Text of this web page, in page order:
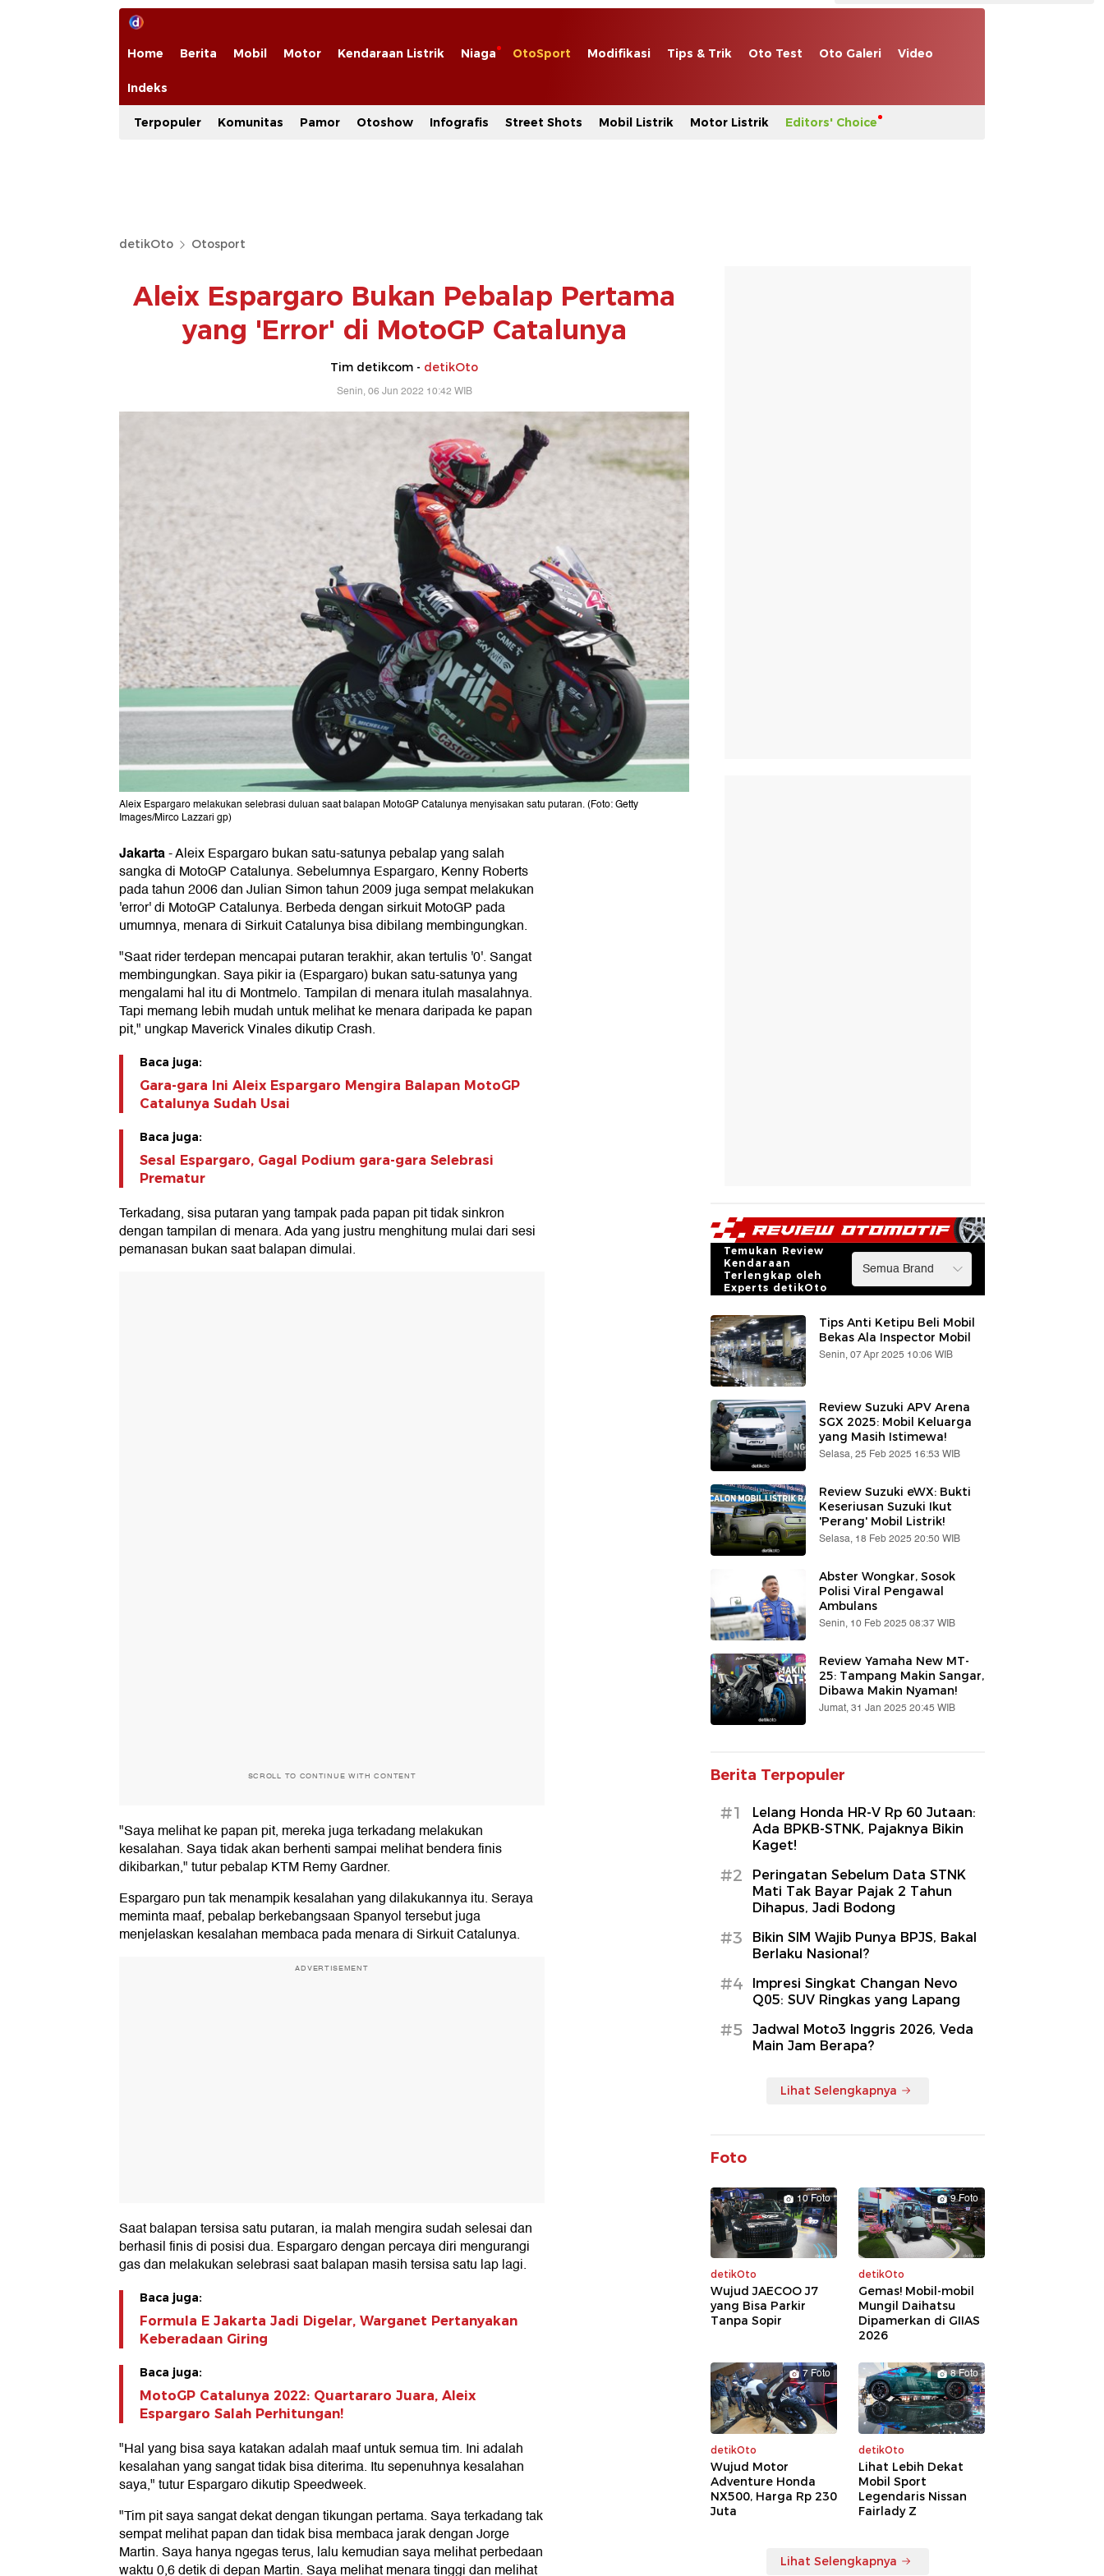
Home Berita Mobil Motor Kendaraan Listrik Niaga OtoSport Modifikasi Tips & Trik Oto Test Oto Galeri Video
Indeks
Terpopuler Komunitas Pamor Otoshow Infografis Street Shots Mobil Listrik Motor Listrik Editors' Choice
detikOto Otosport
Aleix Espargaro Bukan Pebalap Pertama
yang 'Error' di MotoGP Catalunya
Tim detikcom - detikOto
Senin, 06 Jun 2022 10:42 WIB
Aleix Espargaro melakukan selebrasi duluan saat balapan MotoGP Catalunya menyisakan satu putaran. (Foto: Getty
Images/Mirco Lazzari gp)
Jakarta-Aleix Espargaro bukan satu-satunya pebalap yang salah
sangka di MotoGP Catalunya. Sebelumnya Espargaro, Kenny Roberts
pada tahun 2006 dan Julian Simon tahun 2009 juga sempat melakukan
'error' di MotoGP Catalunya. Berbeda dengan sirkuit MotoGP pada
umumnya, menara di Sirkuit Catalunya bisa dibilang membingungkan.
"Saat rider terdepan mencapai putaran terakhir, akan tertulis '0'. Sangat
membingungkan. Saya pikir ia (Espargaro) bukan satu-satunya yang
mengalami hal itu di Montmelo. Tampilan di menara itulah masalahnya.
Tapi memang lebih mudah untuk melihat ke menara daripada ke papan
pit," ungkap Maverick Vinales dikutip Crash.
Baca juga:
Gara-gara Ini Aleix Espargaro Mengira Balapan MotoGP
Catalunya Sudah Usai
Baca juga:
Sesal Espargaro, Gagal Podium gara-gara Selebrasi
Prematur
Terkadang, sisa putaran yang tampak pada papan pit tidak sinkron
dengan tampilan di menara. Ada yang justru menghitung mulai dari sesi
pemanasan bukan saat balapan dimulai.
SCROLL TO CONTINUE WITH CONTENT
"Saya melihat ke papan pit, mereka juga terkadang melakukan
kesalahan. Saya tidak akan berhenti sampai melihat bendera finis
dikibarkan," tutur pebalap KTM Remy Gardner.
Espargaro pun tak menampik kesalahan yang dilakukannya itu. Seraya
meminta maaf, pebalap berkebangsaan Spanyol tersebut juga
menjelaskan kesalahan membaca pada menara di Sirkuit Catalunya.
ADVERTISEMENT
Saat balapan tersisa satu putaran, ia malah mengira sudah selesai dan
berhasil finis di posisi dua. Espargaro dengan percaya diri mengurangi
gas dan melakukan selebrasi saat balapan masih tersisa satu lap lagi.
Baca juga:
Formula E Jakarta Jadi Digelar, Warganet Pertanyakan
Keberadaan Giring
Baca juga:
MotoGP Catalunya 2022: Quartararo Juara, Aleix
Espargaro Salah Perhitungan!
"Hal yang bisa saya katakan adalah maaf untuk semua tim. Ini adalah
kesalahan yang sangat tidak bisa diterima. Itu sepenuhnya kesalahan
saya," tutur Espargaro dikutip Speedweek.
"Tim pit saya sangat dekat dengan tikungan pertama. Saya terkadang tak
sempat melihat papan dan tidak bisa membaca jarak dengan Jorge
Martin. Saya hanya ngegas terus, lalu kemudian saya melihat perbedaan
waktu 0,6 detik di depan Martin. Saya melihat menara tinggi dan melihat
Temukan Review
Kendaraan
Terlengkap oleh
Experts detikOto
Tips Anti Ketipu Beli Mobil
Bekas Ala Inspector Mobil
Senin, 07 Apr 2025 10:06 WIB
Review Suzuki APV Arena
SGX 2025: Mobil Keluarga
yang Masih Istimewa!
Selasa, 25 Feb 2025 16:53 WIB
Review Suzuki eWX: Bukti
Keseriusan Suzuki Ikut
'Perang' Mobil Listrik!
Selasa, 18 Feb 2025 20:50 WIB
Abster Wongkar, Sosok
Polisi Viral Pengawal
Ambulans
Senin, 10 Feb 2025 08:37 WIB
Review Yamaha New MT-
25: Tampang Makin Sangar,
Dibawa Makin Nyaman!
Jumat, 31 Jan 2025 20:45 WIB
Berita Terpopuler
#1
Lelang Honda HR-V Rp 60 Jutaan:
Ada BPKB-STNK, Pajaknya Bikin
Kaget!
#2
Peringatan Sebelum Data STNK
Mati Tak Bayar Pajak 2 Tahun
Dihapus, Jadi Bodong
#3
Bikin SIM Wajib Punya BPJS, Bakal
Berlaku Nasional?
#4
Impresi Singkat Changan Nevo
Q05: SUV Ringkas yang Lapang
#5
Jadwal Moto3 Inggris 2026, Veda
Main Jam Berapa?
Lihat Selengkapnya
Foto
10 Foto
detikOto
Wujud JAECOO J7
yang Bisa Parkir
Tanpa Sopir
9 Foto
detikOto
Gemas! Mobil-mobil
Mungil Daihatsu
Dipamerkan di GIIAS
2026
7 Foto
detikOto
Wujud Motor
Adventure Honda
NX500, Harga Rp 230
Juta
8 Foto
detikOto
Lihat Lebih Dekat
Mobil Sport
Legendaris Nissan
Fairlady Z
Lihat Selengkapnya